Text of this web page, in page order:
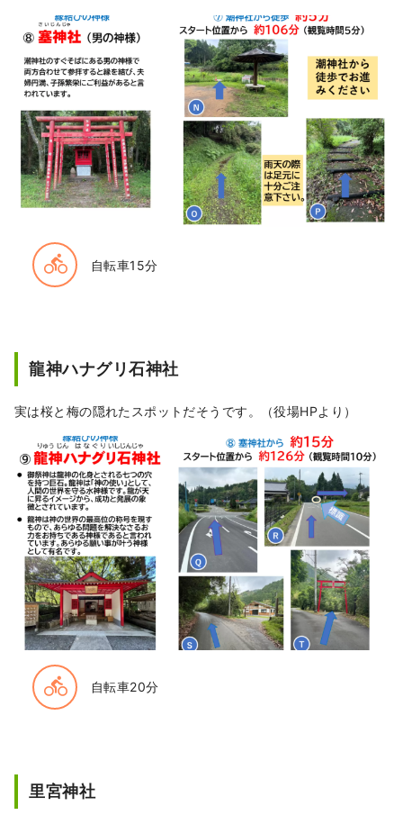
directions_bike 自転車15分
龍神ハナグリ石神社
実は桜と梅の隠れたスポットだそうです。（役場HPより）
directions_bike 自転車20分
里宮神社